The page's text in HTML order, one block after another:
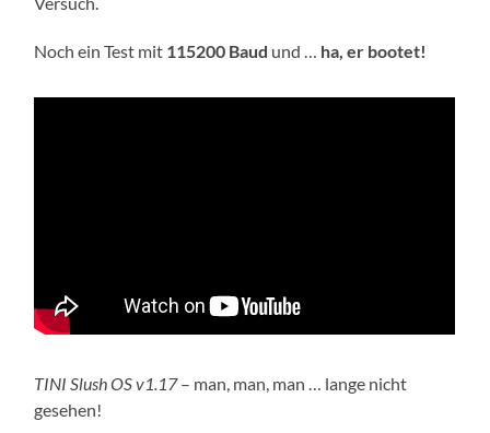
Noch ein Test mit 115200 Baud und … ha, er bootet!
TINI Slush OS v1.17– man, man, man … lange nicht
gesehen!